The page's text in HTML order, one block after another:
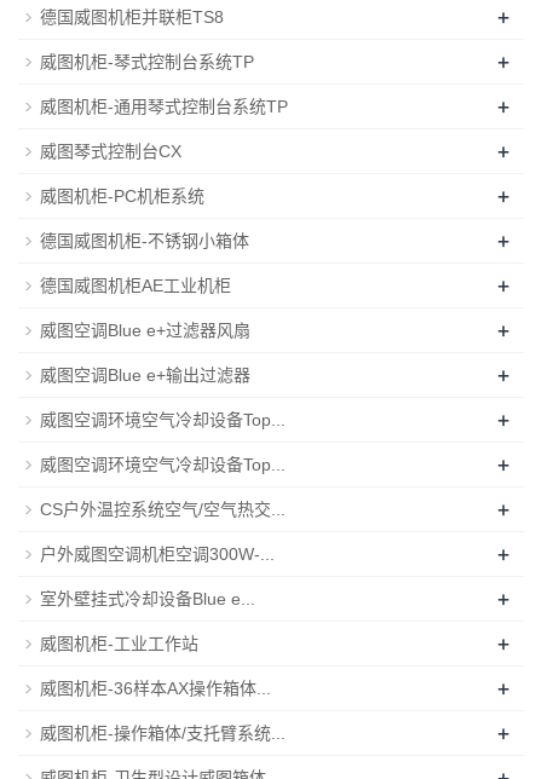
德国威图机柜并联柜TS8 +
威图机柜-琴式控制台系统TP +
威图机柜-通用琴式控制台系统TP +
威图琴式控制台CX +
威图机柜-PC机柜系统 +
德国威图机柜-不锈钢小箱体 +
德国威图机柜AE工业机柜 +
威图空调Blue e+过滤器风扇 +
威图空调Blue e+输出过滤器 +
威图空调环境空气冷却设备Top... +
威图空调环境空气冷却设备Top... +
CS户外温控系统空气/空气热交... +
户外威图空调机柜空调300W-... +
室外壁挂式冷却设备Blue e... +
威图机柜-工业工作站 +
威图机柜-36样本AX操作箱体... +
威图机柜-操作箱体/支托臂系统... +